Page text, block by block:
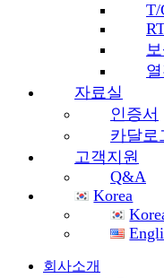
T/
자료실
인증서
카달로
고객지원
Q&A
Korea
회사소개